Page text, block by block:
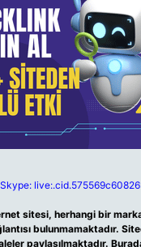
Skype:
sitesi, herhangi bir
bulunmamaktadır.
paylaşılmaktadır.